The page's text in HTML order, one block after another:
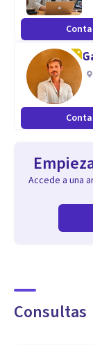
Accede a una
Consultas